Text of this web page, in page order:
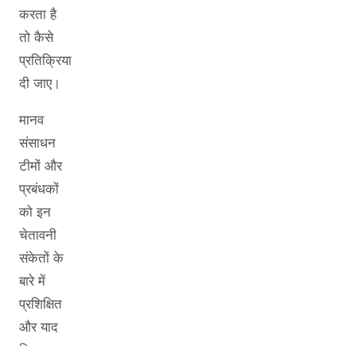
करता है
तो कैसे
प्रतिक्रिया
दी जाए।
मानव
संसाधन
टीमों और
प्रबंधकों
को इन
चेतावनी
संकेतों के
बारे में
प्रशिक्षित
और याद